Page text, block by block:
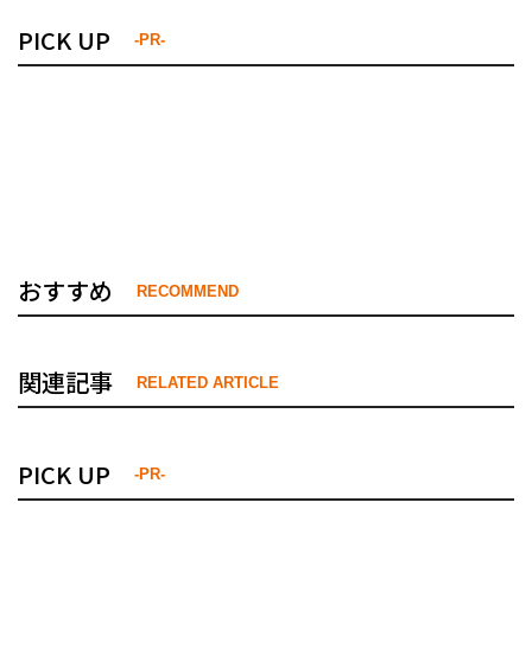
PICK UP -PR-
おすすめ RECOMMEND
関連記事 RELATED ARTICLE
PICK UP -PR-